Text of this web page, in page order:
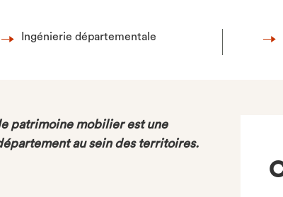
Ingénierie départementale
patrimoine mobilier est une
au sein des territoires.